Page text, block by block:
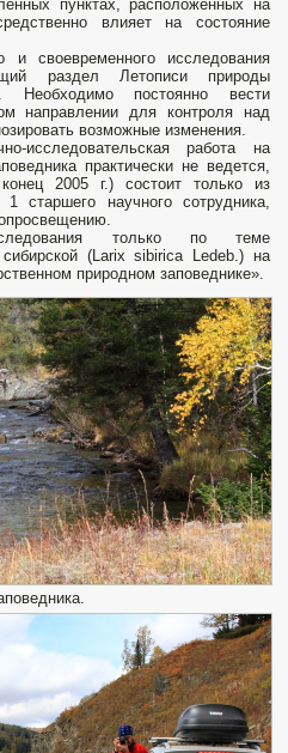
пунктах, расположенных на
влияет на состояние
и своевременного исследования
раздел Летописи природы
постоянно вести
направлении для контроля над
возможные изменения.
исследовательская работа на
практически не ведется,
2005 г.) состоит только из
старшего научного сотрудника,
только по теме
(Larix sibirica Ledeb.) на
природном заповеднике».